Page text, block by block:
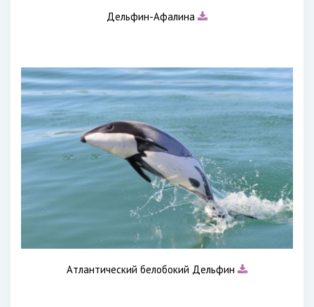
Дельфин-Афалина
Атлантический белобокий Дельфин